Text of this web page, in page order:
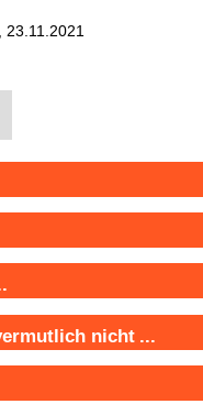
23.11.2021
nicht ...